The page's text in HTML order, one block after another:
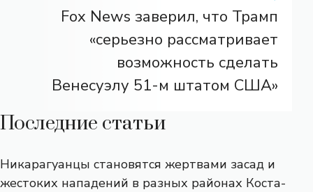
Fox News заверил, что Трамп
«серьезно рассматривает
возможность сделать
Венесуэлу 51-м штатом США»
Последние статьи
Никарагуанцы становятся жертвами засад и
жестоких нападений в разных районах Коста-